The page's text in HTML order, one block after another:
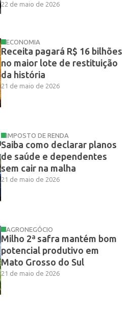
22 de maio de 2026
ECONOMIA
Receita pagará R$ 16 bilhões
no maior lote de restituição
da história
21 de maio de 2026
IMPOSTO DE RENDA
Saiba como declarar planos
de saúde e dependentes
sem cair na malha
21 de maio de 2026
AGRONEGÓCIO
Milho 2ª safra mantém bom
potencial produtivo em
Mato Grosso do Sul
21 de maio de 2026